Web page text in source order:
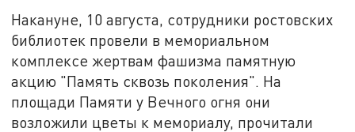
Накануне, 10 августа, сотрудники ростовских
библиотек провели в мемориальном
комплексе жертвам фашизма памятную
акцию "Память сквозь поколения". На
площади Памяти у Вечного огня они
возложили цветы к мемориалу, прочитали